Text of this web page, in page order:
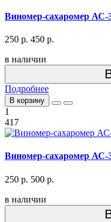
Виномер-сахаромер АС-
250 р. 450 р.
в наличии
Подробнее
В корзину
1
417
Виномер-сахаромер
250 р. 500 р.
в наличии